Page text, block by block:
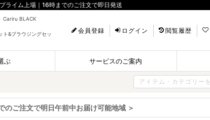
ライム上場｜16時までのご注文で即日発送
Cariru BLACK
ト&ブラウジングセッ
会員登録 ログイン 閲覧履歴
ぶ サービスのご案内
のご注文で明日午前中お届け可能地域 ＞